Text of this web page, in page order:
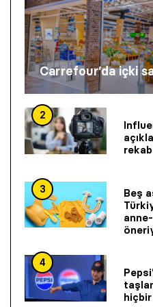
Carrefour’da içki
2
3
Beş
4